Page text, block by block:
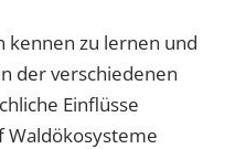
kennen zu lernen und
der verschiedenen
Einflüsse
Waldökosysteme